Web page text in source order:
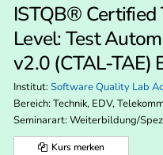
ISTQB® Certified
Level: Test
v2.0 (CTAL-TAE)
Institut: Software Quality Lab
Bereich: Technik, EDV,
Seminarart: Weiterbildung/
Kurs merken